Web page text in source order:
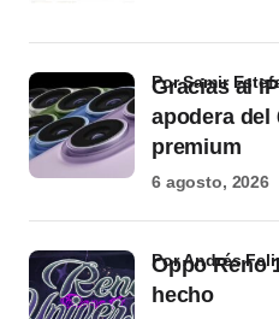
Gracias al
apodera del
premium
por Samir
6 agosto, 2026
Oppo Reno
hecho
por Andrés